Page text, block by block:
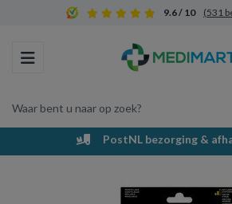
9.6 / 10 (531
Toggle navigation
Waar bent u naar op zoek?
Winkelwagen
PostNL bezorging &